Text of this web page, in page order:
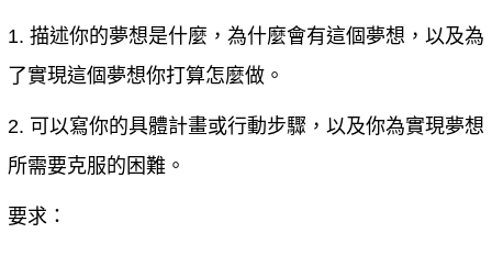
1. 描述你的夢想是什麼，為什麼會有這個夢想，以及為
了實現這個夢想你打算怎麼做。
2. 可以寫你的具體計畫或行動步驟，以及你為實現夢想
所需要克服的困難。
要求：